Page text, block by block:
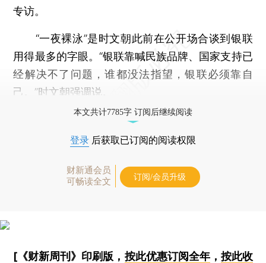
专访。
“一夜裸泳”是时文朝此前在公开场合谈到银联
用得最多的字眼。“银联靠喊民族品牌、国家支持已
经解决不了问题，谁都没法指望，银联必须靠自
己。”时文朝强调说。
本文共计7785字 订阅后继续阅读
登录 后获取已订阅的阅读权限
财新通会员
可畅读全文
订阅/会员升级
[《财新周刊》印刷版， 按此优惠订阅全年， 按此收